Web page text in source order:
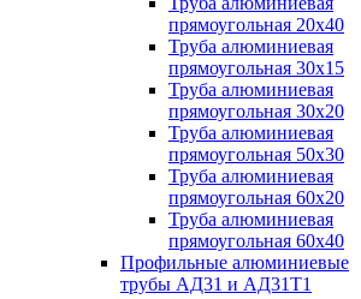
прямоугольная 20х40
Труба алюминиевая
прямоугольная 30x15
Труба алюминиевая
прямоугольная 30х20
Труба алюминиевая
прямоугольная 50х30
Труба алюминиевая
прямоугольная 60x20
Труба алюминиевая
прямоугольная 60х40
Профильные алюминиевые
трубы АД31 и АД31Т1